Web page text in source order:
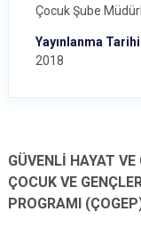
Çocuk Şube
Yayınlanma Tarihi
2018
GÜVENLİ HAYAT
ÇOCUK VE
PROGRAMI